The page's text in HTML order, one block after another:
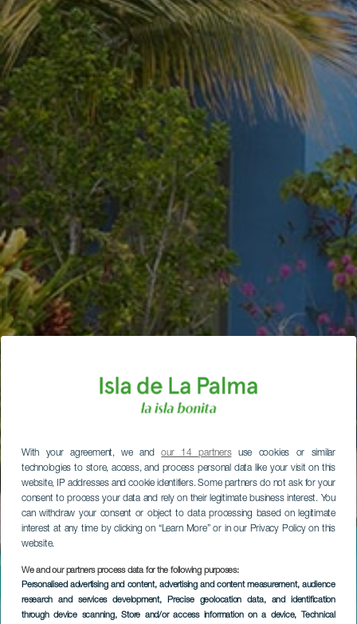
With your agreement, we andour 14 partnersuse cookies or similar
technologies to store, access, and process personal data like your visit on this
website, IP addresses and cookie identifiers. Some partners do not ask for your
consent to process your data and rely on their legitimate business interest. You
can withdraw your consent or object to data processing based on legitimate
interest at any time by clicking on “Learn More” or in our Privacy Policy on this
website.
We and our partners process data for the following purposes:
Personalised advertising and content, advertising and content measurement, audience
research and services development, Precise geolocation data, and identification
through device scanning, Store and/or access information on a device, Technical